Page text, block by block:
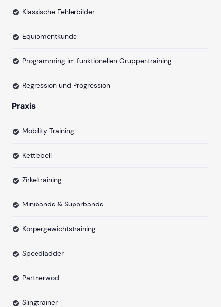
Klassische Fehlerbilder
Equipmentkunde
Programming im funktionellen Gruppentraining
Regression und Progression
Praxis
Mobility Training
Kettlebell
Zirkeltraining
Minibands & Superbands
Körpergewichtstraining
Speedladder
Partnerwod
Slingtrainer